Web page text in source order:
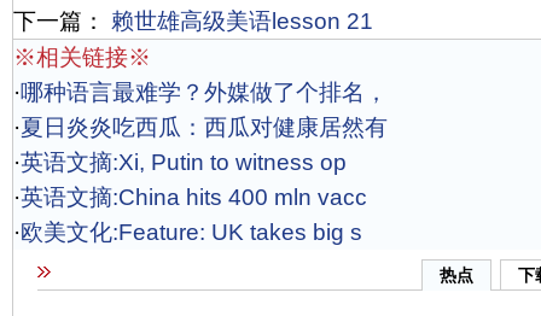
下一篇：
赖世雄高级美语lesson 21
※相关链接※
·哪种语言最难学？外媒做了个排名，
·夏日炎炎吃西瓜：西瓜对健康居然有
·英语文摘:Xi, Putin to witness op
·英语文摘:China hits 400 mln vacc
·欧美文化:Feature: UK takes big s
热点 下